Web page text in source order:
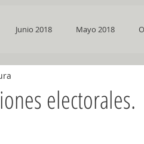
Junio 2018 Mayo 2018
electorales.